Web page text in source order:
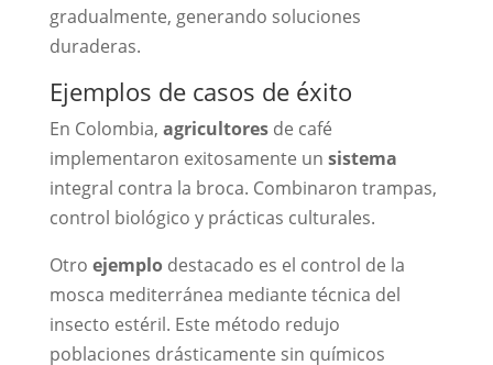
gradualmente, generando soluciones
duraderas.
Ejemplos de casos de éxito
En Colombia, agricultoresde café
implementaron exitosamente un sistema
integral contra la broca. Combinaron trampas,
control biológico y prácticas culturales.
Otro ejemplodestacado es el control de la
mosca mediterránea mediante técnica del
insecto estéril. Este método redujo
poblaciones drásticamente sin químicos